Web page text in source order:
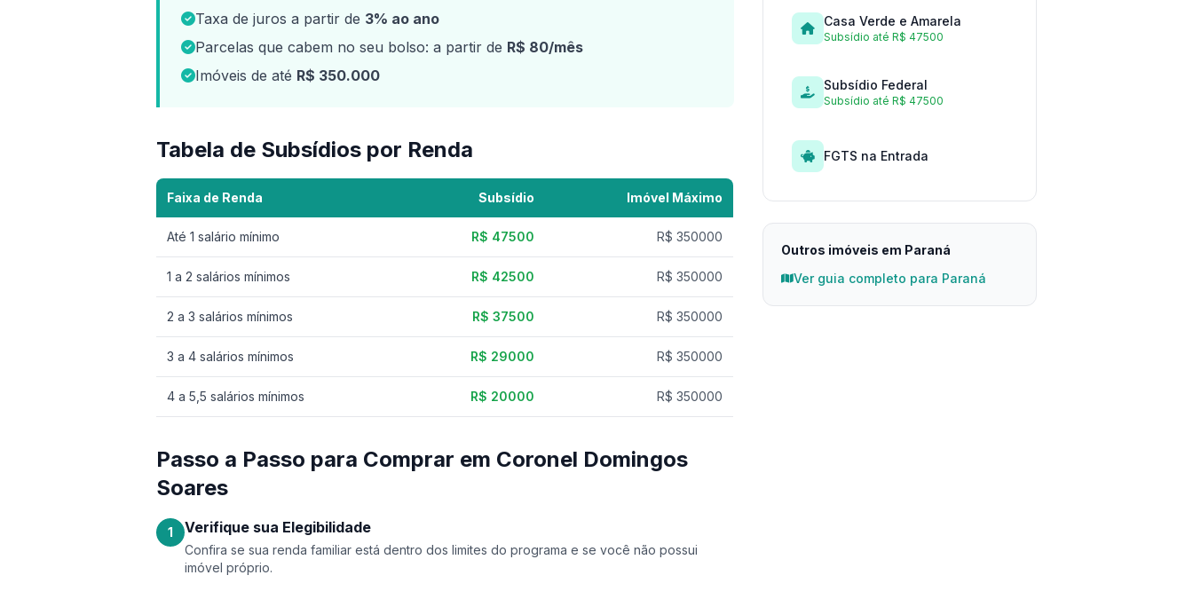
Taxa de juros a partir de 3% ao ano
Parcelas que cabem no seu bolso: a partir de R$ 80/mês
Imóveis de até R$ 350.000
Tabela de Subsídios por Renda
Faixa de Renda Subsídio Imóvel Máximo
Até 1 salário mínimo R$ 47500 R$ 350000
1 a 2 salários mínimos R$ 42500 R$ 350000
2 a 3 salários mínimos R$ 37500 R$ 350000
3 a 4 salários mínimos R$ 29000 R$ 350000
4 a 5,5 salários mínimos R$ 20000 R$ 350000
Passo a Passo para Comprar em Coronel Domingos
Soares
1 Verifique sua Elegibilidade
Confira se sua renda familiar está dentro dos limites do programa e se você não possui
imóvel próprio.
Casa Verde e Amarela
Subsídio até R$ 47500
Subsídio Federal
Subsídio até R$ 47500
FGTS na Entrada
Outros imóveis em Paraná
Ver guia completo para Paraná